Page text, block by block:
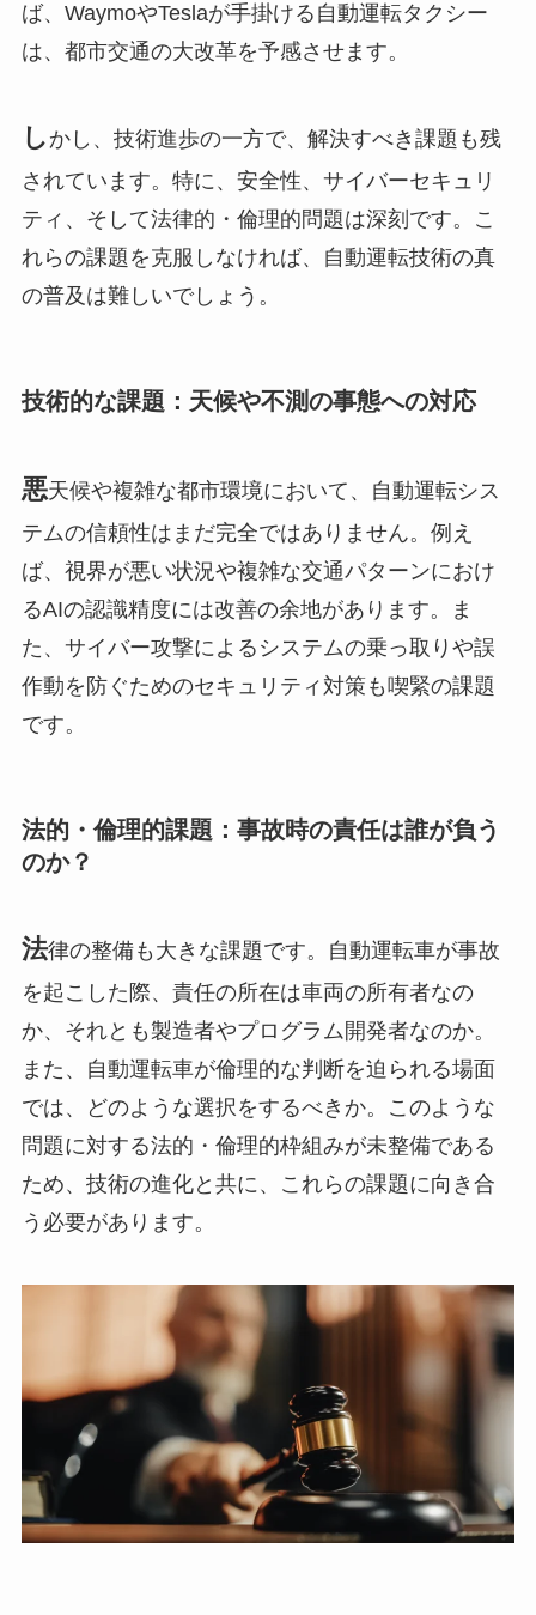
ば、WaymoやTeslaが手掛ける自動運転タクシー
は、都市交通の大改革を予感させます。
し かし、技術進歩の一方で、解決すべき課題も残
されています。特に、安全性、サイバーセキュリ
ティ、そして法律的・倫理的問題は深刻です。こ
れらの課題を克服しなければ、自動運転技術の真
の普及は難しいでしょう。
技術的な課題：天候や不測の事態への対応
悪天候や複雑な都市環境において、自動運転シス
テムの信頼性はまだ完全ではありません。例え
ば、視界が悪い状況や複雑な交通パターンにおけ
るAIの認識精度には改善の余地があります。ま
た、サイバー攻撃によるシステムの乗っ取りや誤
作動を防ぐためのセキュリティ対策も喫緊の課題
です。
法的・倫理的課題：事故時の責任は誰が負う
のか？
法律の整備も大きな課題です。自動運転車が事故
を起こした際、責任の所在は車両の所有者なの
か、それとも製造者やプログラム開発者なのか。
また、自動運転車が倫理的な判断を迫られる場面
では、どのような選択をするべきか。このような
問題に対する法的・倫理的枠組みが未整備である
ため、技術の進化と共に、これらの課題に向き合
う必要があります。